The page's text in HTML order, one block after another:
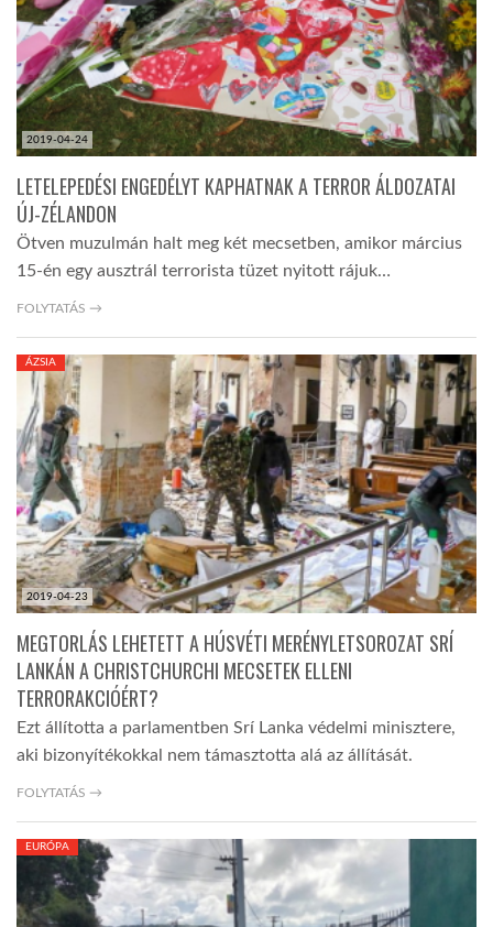
2019-04-24
LETELEPEDÉSI ENGEDÉLYT KAPHATNAK A TERROR ÁLDOZATAI
ÚJ-ZÉLANDON
Ötven muzulmán halt meg két mecsetben, amikor március
15-én egy ausztrál terrorista tüzet nyitott rájuk…
FOLYTATÁS →
2019-04-23
ÁZSIA
MEGTORLÁS LEHETETT A HÚSVÉTI MERÉNYLETSOROZAT SRÍ
LANKÁN A CHRISTCHURCHI MECSETEK ELLENI
TERRORAKCIÓÉRT?
Ezt állította a parlamentben Srí Lanka védelmi minisztere,
aki bizonyítékokkal nem támasztotta alá az állítását.
FOLYTATÁS →
EURÓPA